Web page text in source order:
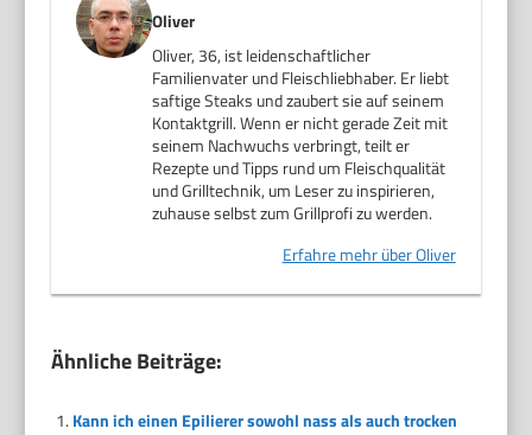
Oliver
Oliver, 36, ist leidenschaftlicher
Familienvater und Fleischliebhaber. Er liebt
saftige Steaks und zaubert sie auf seinem
Kontaktgrill. Wenn er nicht gerade Zeit mit
seinem Nachwuchs verbringt, teilt er
Rezepte und Tipps rund um Fleischqualität
und Grilltechnik, um Leser zu inspirieren,
zuhause selbst zum Grillprofi zu werden.
Erfahre mehr über Oliver
Ähnliche Beiträge:
Kann ich einen Epilierer sowohl nass als auch trocken